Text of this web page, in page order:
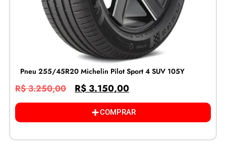
Pneu 255/45R20 Michelin Pilot Sport 4 SUV 105Y
R$3.250,00 R$ 3.150,00
COMPRAR